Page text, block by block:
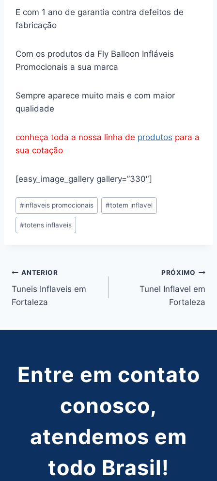
E com 1 ano de garantia contra defeitos de
fabricação
Com os produtos da Fly Balloon Infláveis
Promocionais a sua marca
Sempre aparece muito mais e com maior
qualidade
conheça toda a nossa linha de produtos para a
sua cotação
[easy_image_gallery gallery=”330″]
Tags
do
Post:
#inflaveis promocionais #totem inflavel
#totens inflaveis
Navegação
de
ANTERIOR
Tuneis Inflaveis em
Fortaleza
PRÓXIMO
Tunel Inflavel em
Fortaleza
Entre em contato
conosco,
atendemos em
todo Brasil!